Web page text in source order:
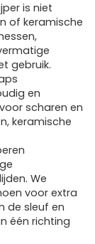
is niet
of keramische
gebruik.
en
scharen en
keramische
We
voor extra
de sleuf en
één richting